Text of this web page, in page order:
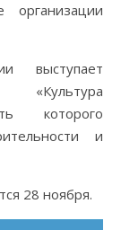
организации
выступает
которого
и
28 ноября.